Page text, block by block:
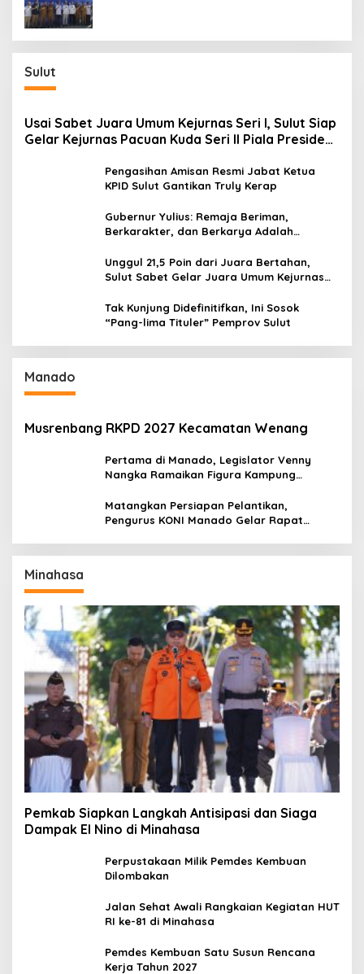
Sulut
Usai Sabet Juara Umum Kejurnas Seri I, Sulut Siap
Gelar Kejurnas Pacuan Kuda Seri II Piala Presiden
Pengasihan Amisan Resmi Jabat Ketua
KPID Sulut Gantikan Truly Kerap
Gubernur Yulius: Remaja Beriman,
Berkarakter, dan Berkarya Adalah
Unggul 21,5 Poin dari Juara Bertahan,
Sulut Sabet Gelar Juara Umum Kejurnas
Tak Kunjung Didefinitifkan, Ini Sosok
“Pang-lima Tituler” Pemprov Sulut
Manado
Musrenbang RKPD 2027 Kecamatan Wenang
Pertama di Manado, Legislator Venny
Nangka Ramaikan Figura Kampung
Matangkan Persiapan Pelantikan,
Pengurus KONI Manado Gelar Rapat
Minahasa
Pemkab Siapkan Langkah Antisipasi dan Siaga
Dampak El Nino di Minahasa
Perpustakaan Milik Pemdes Kembuan
Dilombakan
Jalan Sehat Awali Rangkaian Kegiatan HUT
RI ke-81 di Minahasa
Pemdes Kembuan Satu Susun Rencana
Kerja Tahun 2027